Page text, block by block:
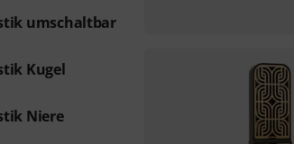
umschaltbar
Kugel
Niere